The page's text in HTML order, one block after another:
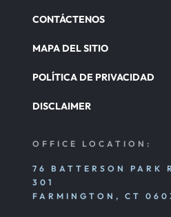
CONTÁCTENOS
MAPA DEL SITIO
POLÍTICA DE PRIVACIDAD
DISCLAIMER
OFFICE LOCATION:
76 BATTERSON PARK
301
FARMINGTON, CT